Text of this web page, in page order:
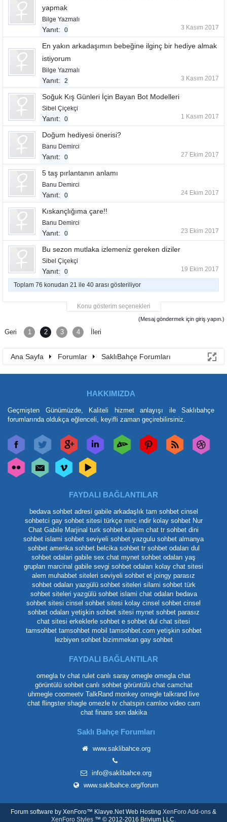
yapmak
Bilge Yazmalı
Yanıt: 0 3 Kasım 2017
En yakın arkadaşımın bebeğine ilginç bir hediye almak
istiyorum
Bilge Yazmalı
Yanıt: 2 3 Kasım 2017
Soğuk Kış Günleri İçin Bayan Bot Modelleri
Sibel Çiçekçi
Yanıt: 0 1 Kasım 2017
Doğum hediyesi önerisi?
Banu Demirci
Yanıt: 0 27 Ekim 2017
5 taş pırlantanın anlamı
Banu Demirci
Yanıt: 0 24 Ekim 2017
Kıskançlığıma çare!!
Banu Demirci
Yanıt: 0 23 Ekim 2017
Bu sezon mutlaka izlemeniz gereken diziler
Sibel Çiçekçi
Yanıt: 0 19 Ekim 2017
Toplam 76 konudan 21 ile 40 arası gösteriliyor
Konu gösterim seçenekleri
(Mesaj göndermek için giriş yapın.)
Geri 1 2 3 4 İleri
Ana Sayfa Forumlar SaklıBahçe Forumları
HAKKIMIZDA
Geçmişten Günümüzde, Kaliteli hizmet anlayışı ile Saklıbahçe
forumlarında oldukça eğlenceli, keyifli zaman geçirebilirsiniz.
FAYDALI BAĞLANTILAR
bedava sohbet adresi gabile arkadaşlık tam sohbet cinsel
sohbetci gay sohbet sitesi türkçe mirc indir kolay sohbet Nur
Chat Gabile Marjinal turk sohbet kalbim chat tr sohbet dini
sohbet islami sohbet seviyeli sohbet yazgulu sohbet almanya
sohbet amerika sohbet belcika sohbet tr sohbet odaları dul
sohbet odalari gabile sex chat mynet sohbet odaları yaş
grupları marcinal gabile sevgi sohbet odaları kolay chat sitesi
alem muhabbet siteleri seviyeli sohbet et joingy parasız
sohbet odaları yazgülü sohbet siteleri silami sohbet türk
sohbet siteleri yazgülü sohbet islami chat odaları bedava
sohbet sitesi cinsel sohbet sitesi kolay cinsel sohbet cinsel
sohbet odaları yetişkin sohbet sitesi mynet sohbet parasız
chat sitesi erkeklerle sohbet e sohbet dul chat sitesi
tamsohbet tamsohbet mobil tamsohbet.com yetişkin sohbet
lezbiyen sohbet bizimmekan gay sohbet
FAYDALI BAĞLANTILAR
omegla tv chat rulet canlı saray omegle omegla chat
görüntülü sohbet canlı sohbet görüntülü chat camchat
uhmegle coomeetv TalkRand monkey omegle talkrand live
chat flingster shagle omezle tv chatspin camloo video cam
chat finans son dakika
Saklı Bahçe Forumları
www.saklibahce.org
info@saklibahce.org
www.saklbahce.org/forum
Forum software by XenForo™ Klavye.Net Web Hosting XenForo Add-ons &
XenForo Styles ™ © 2012-2016 Brivium LLC.